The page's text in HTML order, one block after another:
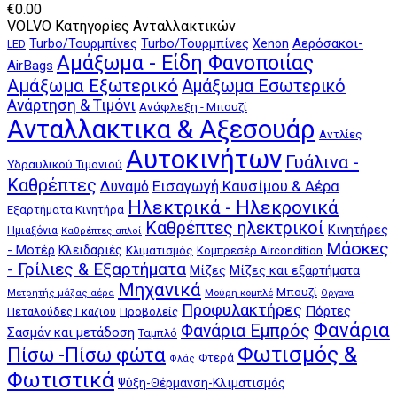
€0.00
VOLVO Κατηγορίες Ανταλλακτικών
LED Turbo/Τουρμπίνες Turbo/Τουρμπίνες Xenon Αερόσακοι-
AirBags Αμάξωμα - Είδη Φανοποιίας
Αμάξωμα Εξωτερικό Αμάξωμα Εσωτερικό
Ανάρτηση & Τιμόνι Ανάφλεξη - Μπουζί
Ανταλλακτικα & Αξεσουάρ Αντλίες
Υδραυλικού Τιμονιού Αυτοκινήτων Γυάλινα -
Καθρέπτες Δυναμό Εισαγωγή Καυσίμου & Αέρα
Εξαρτήματα Κινητήρα Ηλεκτρικά - Ηλεκρονικά
Ημιαξόνια Καθρέπτες απλοί Καθρέπτες ηλεκτρικοί Κινητήρες
- Μοτέρ Κλειδαριές Κλιματισμός Κομπρεσέρ Aircondition Μάσκες
- Γρίλιες & Εξαρτήματα Μίζες Μίζες και εξαρτήματα
Μετρητής μάζας αέρα Μηχανικά Μούρη κομπλέ Μπουζί Οργανα
Πεταλούδες Γκαζιού Προβολείς Προφυλακτήρες Πόρτες
Σασμάν και μετάδοση Ταμπλό Φανάρια Εμπρός Φανάρια
Πίσω -Πίσω φώτα Φλάς Φτερά Φωτισμός &
Φωτιστικά Ψύξη-Θέρμανση-Κλιματισμός